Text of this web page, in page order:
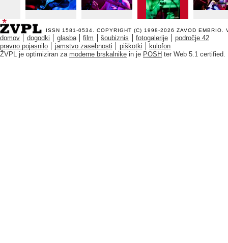
ISSN 1581-0534. COPYRIGHT (C) 1998-2026 ZAVOD EMBRIO .
domov dogodki glasba film šoubiznis fotogalerije
področje 42
pravno pojasnilo
jamstvo zasebnosti piškotki
kulofon
ŽVPL je optimiziran za moderne brskalnike in je POSH ter Web 5.1 certified.